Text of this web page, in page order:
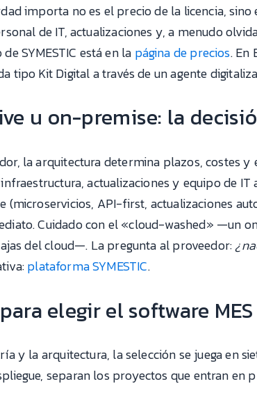
importa no es el precio de la licencia, sino
de IT, actualizaciones y, a menudo
SYMESTIC está en la página de precios. En
tipo Kit Digital a través de un agente
u on-premise: la
la arquitectura determina plazos, costes y
actualizaciones y equipo de IT
(microservicios, API-first, actualizaciones
Cuidado con el «cloud-washed» —un
del cloud—. La pregunta al proveedor:
plataforma SYMESTIC.
elegir el software
y la arquitectura, la selección se juega en
separan los proyectos que entran en